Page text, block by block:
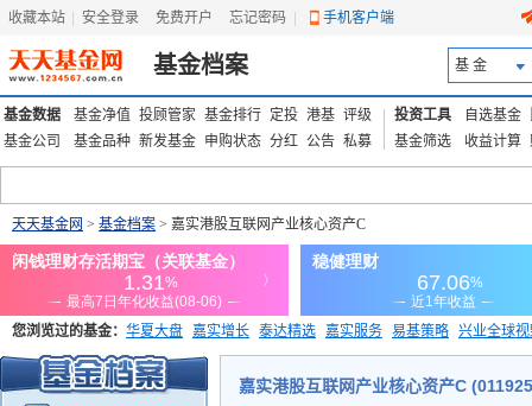
收藏本站 安全登录 免费开户 忘记密码 手机客户端
基金档案 基 金
基金数据 基金净值 投顾管家 基金排行 定投 港基 评级
基金公司
基金品种 新发基金 申购状态 分红 公告 私募
投资工具 自选基金
基金筛选
收益计算
天天基金网 > 基金档案 > 嘉实港股互联网产业核心资产C
您浏览过的基金： 华夏大盘 嘉实增长 泰达精选 嘉实服务 易基策略 兴业全球
添富优势 华安宏利 上证180价值ETF
嘉实港股互联网产业核心资产C